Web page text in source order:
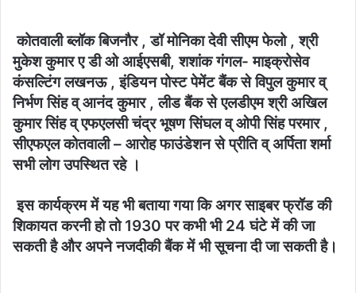
कोतवाली ब्लॉक बिजनौर , डॉ मोनिका देवी सीएम फेलो , श्री
मुकेश कुमार ए डी ओ आईएसबी, शशांक गंगल- माइक्रोसेव
कंसल्टिंग लखनऊ , इंडियन पोस्ट पेमेंट बैंक से विपुल कुमार व्
निर्भण सिंह व् आनंद कुमार , लीड बैंक से एलडीएम श्री अखिल
कुमार सिंह व् एफएलसी चंद्र भूषण सिंघल व् ओपी सिंह परमार ,
सीएफएल कोतवाली – आरोह फाउंडेशन से प्रीति व् अर्पिता शर्मा
सभी लोग उपस्थित रहे ।
इस कार्यक्रम में यह भी बताया गया कि अगर साइबर फ्रॉड की
शिकायत करनी हो तो 1930 पर कभी भी 24 घंटे में की जा
सकती है और अपने नजदीकी बैंक में भी सूचना दी जा सकती है।